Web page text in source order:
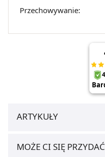
Przechowywanie:
ARTYKUŁY
MOŻE CI SIĘ PRZYDAĆ